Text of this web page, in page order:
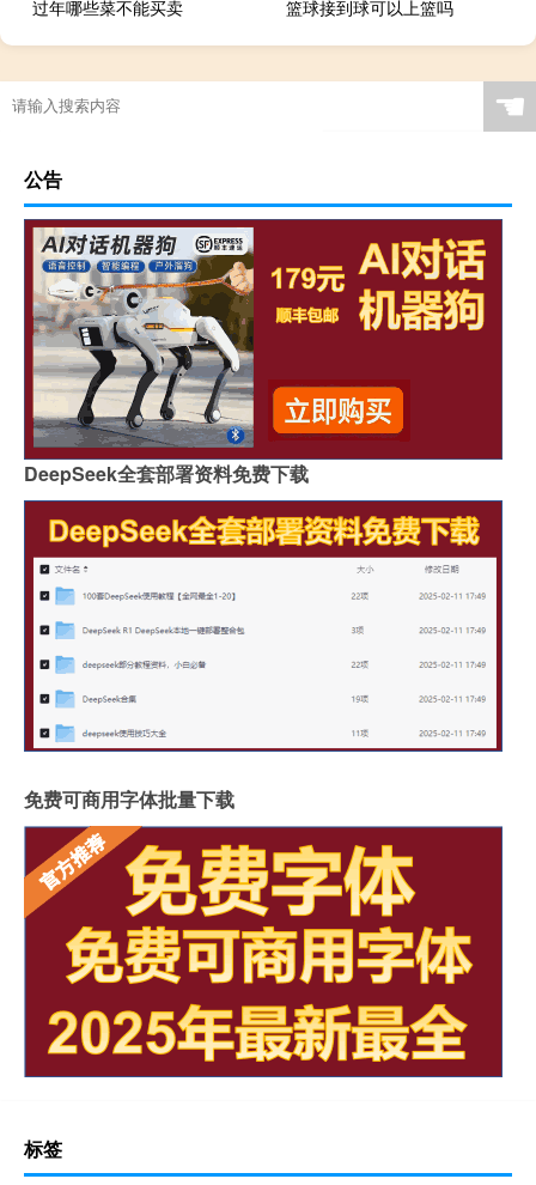
过年哪些菜不能买卖 篮球接到球可以上篮吗
☚
公告
DeepSeek全套部署资料免费下载
免费可商用字体批量下载
标签